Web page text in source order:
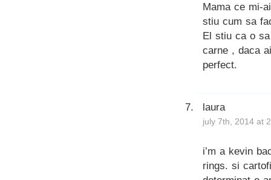
Mama ce mi-
stiu cum sa
El stiu ca o
carne , daca
perfect.
laura
july 7th, 2014 at
i’m a kevin
rings. si